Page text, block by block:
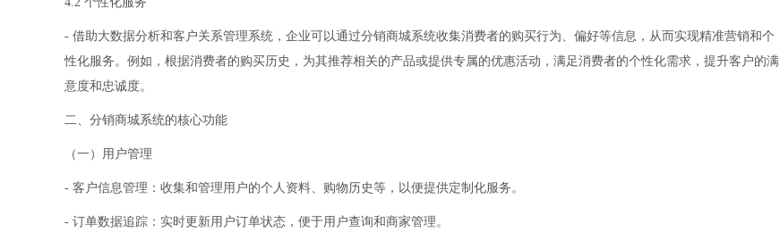
- 借助大数据分析和客户关系管理系统，企业可以通过分销商城系统收集消费者的购买行为、偏好等信息，从而实现精准营销和个
性化服务。例如，根据消费者的购买历史，为其推荐相关的产品或提供专属的优惠活动，满足消费者的个性化需求，提升客户的满
意度和忠诚度。
二、分销商城系统的核心功能
（一）用户管理
- 客户信息管理：收集和管理用户的个人资料、购物历史等，以便提供定制化服务。
- 订单数据追踪：实时更新用户订单状态，便于用户查询和商家管理。